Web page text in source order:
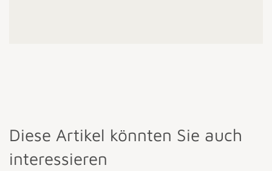
Diese Artikel könnten Sie auch
interessieren